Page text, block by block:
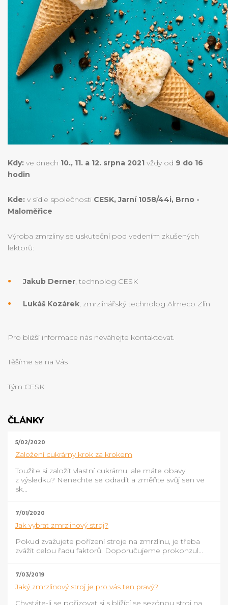
Kdy: ve dnech 10., 11. a 12. srpna 2021 vždy od 9 do 16
hodin
Kde: v sídle společnosti CESK, Jarní 1058/44i, Brno -
Maloměřice
Výroba zmrzliny se uskuteční pod vedením zkušených
lektorů:
Jakub Derner, technolog CESK
Lukáš Kozárek, zmrzlinářský technolog Almeco Zlin
Pro bližší informace nás neváhejte kontaktovat.
Těšíme se na Vás
Tým CESK
ČLÁNKY
5/02/2020
Založení cukrárny krok za krokem
Toužíte si založit vlastní cukrárnu, ale máte obavy
z výsledku? Nenechte se odradit a změňte svůj sen ve
sk...
7/01/2020
Jak vybrat zmrzlinový stroj?
Pokud zvažujete pořízení stroje na zmrzlinu, je třeba
zvážit celou řadu faktorů. Doporučujeme prokonzul...
7/03/2019
Jaký zmrzlinový stroj je pro vás ten pravý?
Chystáte-li se pořizovat si s blížící se sezónou stroj na